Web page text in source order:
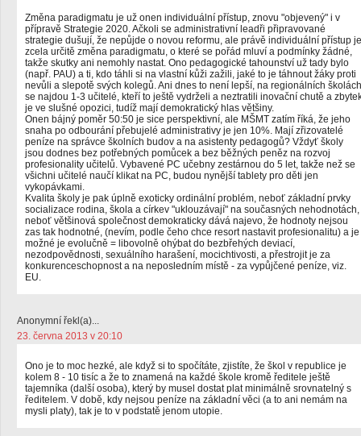
Změna paradigmatu je už onen individuální přístup, znovu "objevený" i v
přípravě Strategie 2020. Ačkoli se administrativní leadři připravované
strategie dušují, že nepůjde o novou reformu, ale právě individuální přístup je
zcela určitě změna paradigmatu, o které se pořád mluví a podmínky žádné,
takže skutky ani nemohly nastat. Ono pedagogické tahounství už tady bylo
(např. PAU) a ti, kdo táhli si na vlastní kůži zažili, jaké to je táhnout žáky proti
nevůli a slepotě svých kolegů. Ani dnes to není lepší, na regionálních školách
se najdou 1-3 učitelé, kteří to ještě vydrželi a neztratili inovační chutě a
je ve slušné opozici, tudíž mají demokratický hlas většiny.
Onen bájný poměr 50:50 je sice perspektivní, ale MŠMT zatím říká, že jeho
snaha po odbourání přebujelé administrativy je jen 10%. Mají zřizovatelé
peníze na správce školních budov a na asistenty pedagogů? Vždyť školy
jsou dodnes bez potřebných pomůcek a bez běžných peněz na rozvoj
profesionality učitelů. Vybavené PC učebny zestárnou do 5 let, takže než se
všichni učitelé naučí klikat na PC, budou nynější tablety pro děti jen
vykopávkami.
Kvalita školy je pak úplně exoticky ordinální problém, neboť základní prvky
socializace rodina, škola a církev "uklouzávají" na současných nehodnotách,
neboť většinová společnost demokraticky dává najevo, že hodnoty nejsou
zas tak hodnotné, (nevím, podle čeho chce resort nastavit profesionalitu) a je
možné je evolučně = libovolně ohýbat do bezbřehých deviací,
nezodpovědnosti, sexuálního harašení, mocichtivosti, a přestrojit je za
konkurenceschopnost a na neposledním místě - za vypůjčené peníze, viz.
EU.
Anonymní řekl(a)...
23. června 2013 v 20:10
Ono je to moc hezké, ale když si to spočítáte, zjistíte, že škol v republice je
kolem 8 - 10 tisíc a že to znamená na každé škole kromě ředitele ještě
tajemníka (další osoba), který by musel dostat plat minimálně srovnatelný s
ředitelem. V době, kdy nejsou peníze na základní věci (a to ani nemám na
mysli platy), tak je to v podstatě jenom utopie.